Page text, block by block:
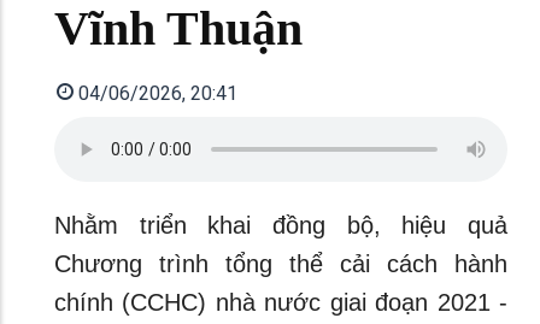
Vĩnh Thuận
04/06/2026, 20:41
Nhằm triển khai đồng bộ, hiệu quả
Chương trình tổng thể cải cách hành
chính (CCHC) nhà nước giai đoạn 2021 -